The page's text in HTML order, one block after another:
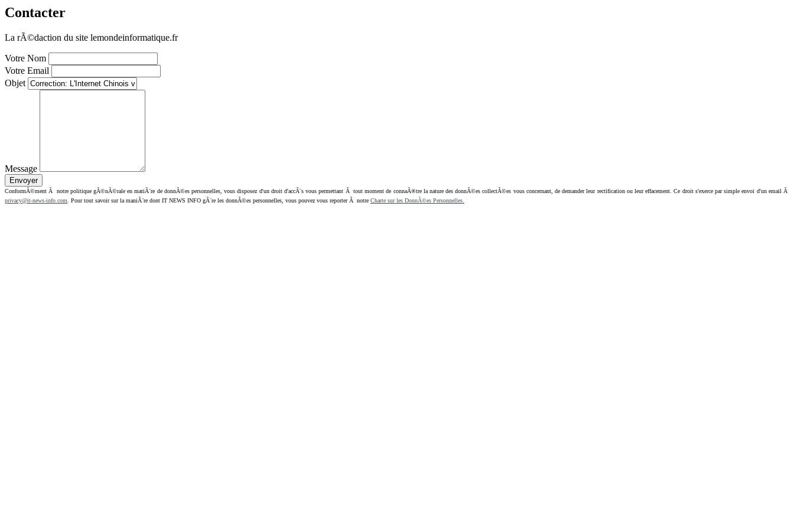
Contacter
La rÃ©daction du site lemondeinformatique.fr
Votre Nom
Votre Email
Objet
Message
ConformÃ©ment Ã notre politique gÃ©nÃ©rale en matiÃ¨re de donnÃ©es personnelles, vous disposez d'un droit d'accÃ¨s vous permettant Ã tout moment de connaÃ®tre la nature des donnÃ©es collectÃ©es vous concernant, de demander leur rectification ou leur effacement. Ce droit s'exerce par simple envoi d'un email Ã
privacy@it-news-info.com . Pour tout savoir sur la maniÃ¨re dont IT NEWS INFO gÃ¨re les donnÃ©es personnelles, vous pouvez vous reporter Ã notre Charte sur les DonnÃ©es Personnelles.